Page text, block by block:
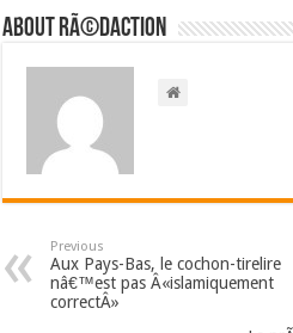
About RÃ©daction
Previous
Aux Pays-Bas, le cochon-tirelire
nâ€™est pas Â«islamiquement
correctÂ»